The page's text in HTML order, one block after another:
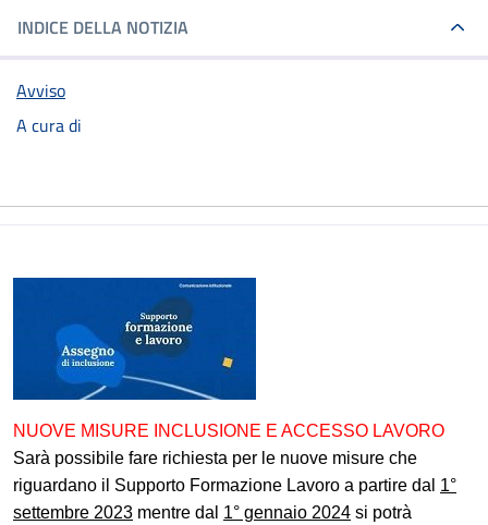
INDICE DELLA NOTIZIA
Avviso
A cura di
NUOVE MISURE INCLUSIONE E ACCESSO LAVORO
Sarà possibile fare richiesta per le nuove misure che
riguardano il Supporto Formazione Lavoro a partire dal 1°
settembre 2023 mentre dal 1° gennaio 2024 si potrà